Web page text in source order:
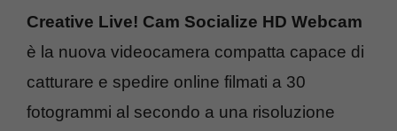
Creative Live! Cam Socialize HD Webcam
è la nuova videocamera compatta capace di
catturare e spedire online filmati a 30
fotogrammi al secondo a una risoluzione